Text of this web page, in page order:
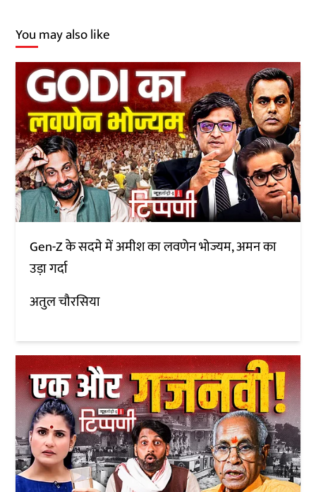
You may also like
Gen-Z के सदमे में अमीश का लवणेन भोज्यम, अमन का
उड़ा गर्दा
अतुल चौरसिया